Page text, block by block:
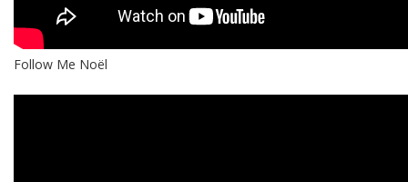
Follow Me Noël